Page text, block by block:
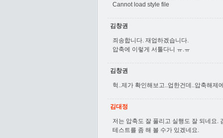
Cannot load style file
김창권
죄송합니다. 재업하겠습니다.
압축에 이렇게 서툴다니 ㅠ.ㅠ
김창권
헉..제가 확인해보고..업한건데..압축해제
김대정
저는 압축도 잘 풀리고 실행도 잘 되네요.
테스트를 좀 해 볼 수가 있겠네요.